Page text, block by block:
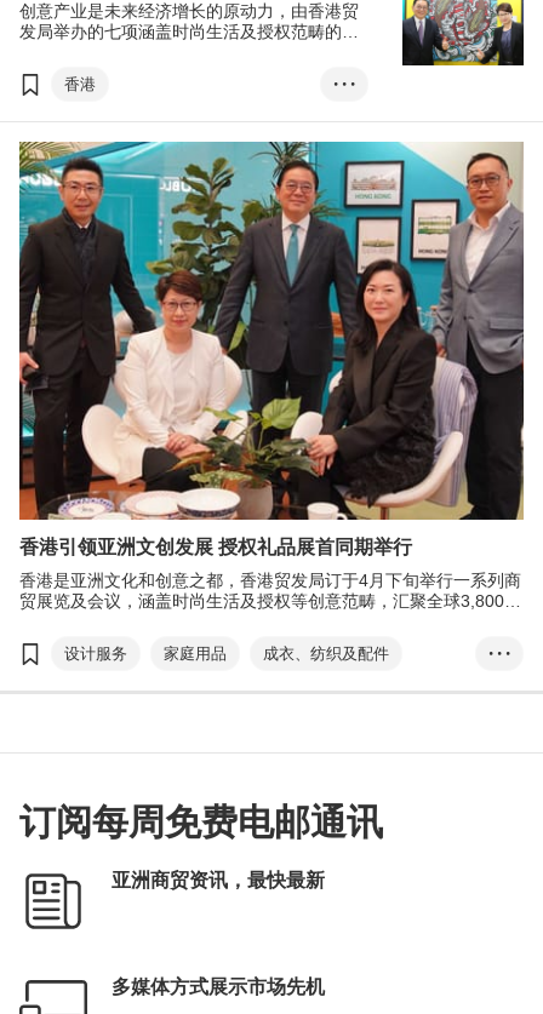
香港时尚家品展
香港时装节
香港国际印刷及包装展
香港国际授权展
亚洲授权业会议
展览+
商对易
张淑芬
文化创意
DLAB
香港礼品及赠品展
创意产业是未来经济增长的原动力，由香港贸
发局举办的七项涵盖时尚生活及授权范畴的创
帷幕。
香港
文化创意、DLAB、林健锋、香港礼...
香港时尚家品展
香港国际家用纺织品展
香港时装节
香港国际印刷及包装展
香港国际授权展
亚洲授权业会议
展览+
商对易
张淑芬
• • •
香港引领亚洲文创发展 授权礼品展首同期举行
香港是亚洲文化和创意之都，香港贸发局订于4月下旬举行一系列商
贸展览及会议，涵盖时尚生活及授权等创意范畴，汇聚全球3,800家
设计服务 家庭用品
成衣、纺织及配件
礼品及赠品
香港
香港礼品及赠品展
香港国际家用纺织品展
香港时装节
香港国际授权展
亚洲授权业会议
展览+
• • •
订阅每周免费电邮通讯
亚洲商贸资讯，最快最新
多媒体方式展示市场先机